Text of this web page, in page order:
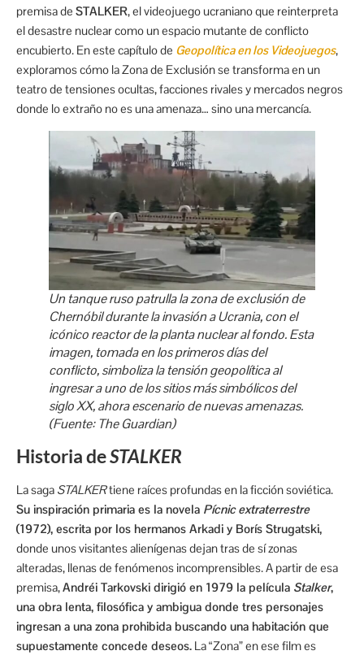
premisa de STALKER, el videojuego ucraniano que reinterpreta
el desastre nuclear como un espacio mutante de conflicto
encubierto. En este capítulo de Geopolítica en los Videojuegos,
exploramos cómo la Zona de Exclusión se transforma en un
teatro de tensiones ocultas, facciones rivales y mercados negros
donde lo extraño no es una amenaza… sino una mercancía.
Un tanque ruso patrulla la zona de exclusión de
Chernóbil durante la invasión a Ucrania, con el
icónico reactor de la planta nuclear al fondo. Esta
imagen, tomada en los primeros días del
conflicto, simboliza la tensión geopolítica al
ingresar a uno de los sitios más simbólicos del
siglo XX, ahora escenario de nuevas amenazas.
(Fuente: The Guardian)
Historia deSTALKER
La saga STALKERtiene raíces profundas en la ficción soviética.
Su inspiración primaria es la novela Pícnic extraterrestre
(1972), escrita por los hermanos Arkadi y Borís Strugatski,
donde unos visitantes alienígenas dejan tras de sí zonas
alteradas, llenas de fenómenos incomprensibles. A partir de esa
premisa,Andréi Tarkovski dirigió en 1979 la película Stalker,
una obra lenta, filosófica y ambigua donde tres personajes
ingresan a una zona prohibida buscando una habitación que
supuestamente concede deseos. La “Zona” en ese film es